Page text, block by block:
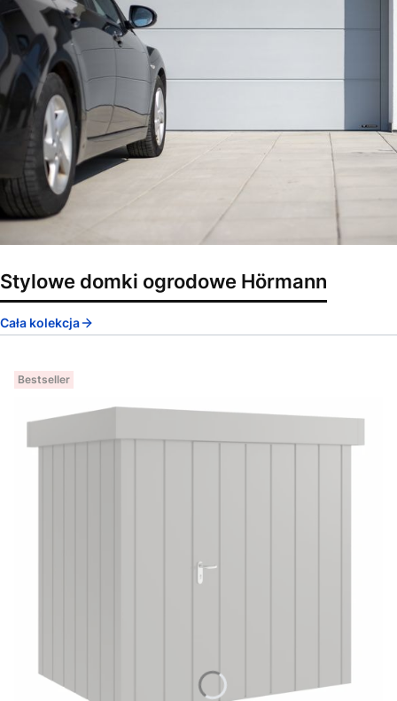
Stylowe domki ogrodowe Hörmann
Cała kolekcja
Bestseller